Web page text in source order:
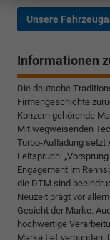
Unsere
Informationen
Die deutsche
Firmengeschichte
Konzern gehörende
Mit wegweisenden
Turbo-Aufladung setzt
Leitspruch:
Engagement im
die DTM sind
Neuzeit prägt vor
Gesicht der Marke.
hochwertige
Marke tief verbunden.